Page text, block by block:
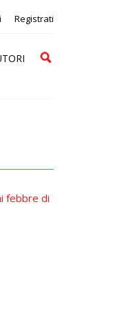
Registrati
Cerca
febbre di